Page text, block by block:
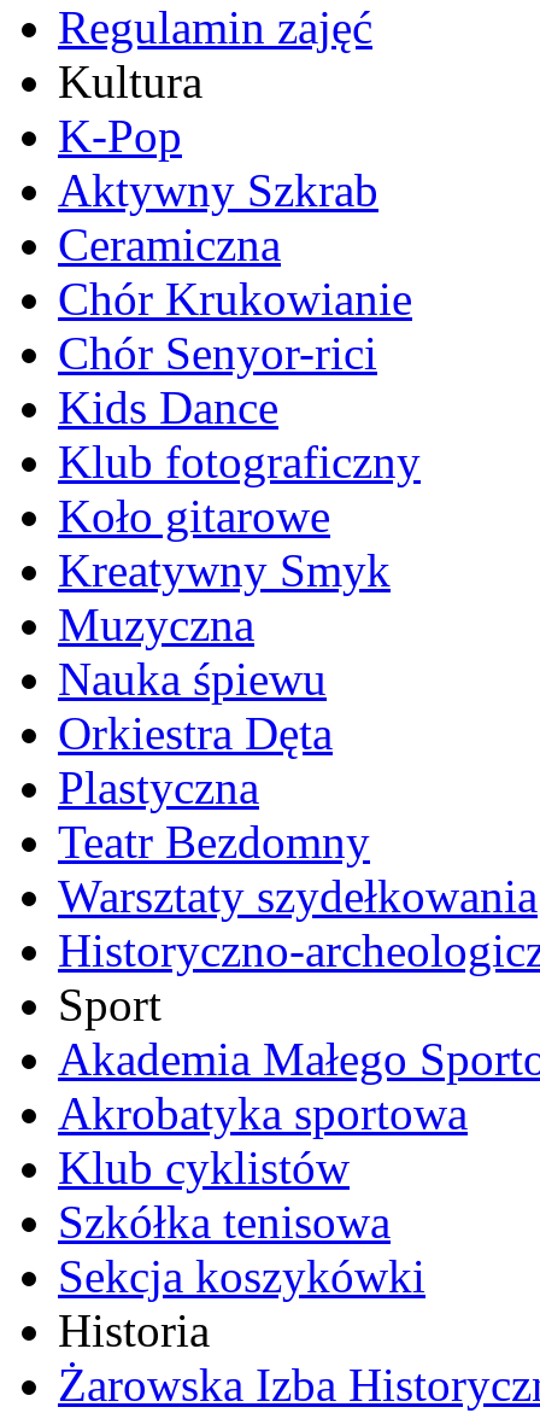
Regulamin zajęć
Kultura
K-Pop
Aktywny Szkrab
Ceramiczna
Chór Krukowianie
Chór Senyor-rici
Kids Dance
Klub fotograficzny
Koło gitarowe
Kreatywny Smyk
Muzyczna
Nauka śpiewu
Orkiestra Dęta
Plastyczna
Teatr Bezdomny
Warsztaty szydełkowania
Historyczno-
Sport
Akademia Małego
Akrobatyka sportowa
Klub cyklistów
Szkółka tenisowa
Sekcja koszykówki
Historia
Żarowska Izba